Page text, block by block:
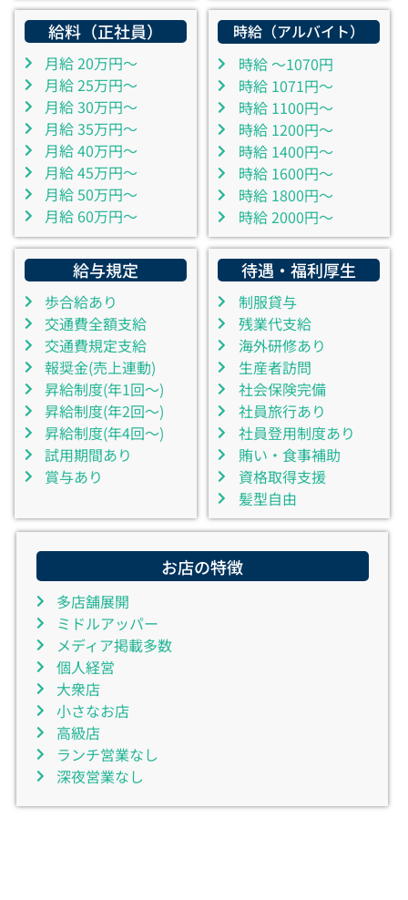
給料（正社員）
月給 20万円～
月給 25万円～
月給 30万円～
月給 35万円～
月給 40万円～
月給 45万円～
月給 50万円～
月給 60万円～
時給（アルバイト）
時給 ～1070円
時給 1071円～
時給 1100円～
時給 1200円～
時給 1400円～
時給 1600円～
時給 1800円～
時給 2000円～
給与規定
歩合給あり
交通費全額支給
交通費規定支給
報奨金(売上連動)
昇給制度(年1回～)
昇給制度(年2回～)
昇給制度(年4回～)
試用期間あり
賞与あり
待遇・福利厚生
制服貸与
残業代支給
海外研修あり
生産者訪問
社会保険完備
社員旅行あり
社員登用制度あり
賄い・食事補助
資格取得支援
髪型自由
お店の特徴
多店舗展開
ミドルアッパー
メディア掲載多数
個人経営
大衆店
小さなお店
高級店
ランチ営業なし
深夜営業なし